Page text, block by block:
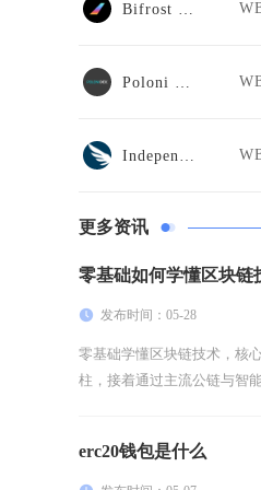
更多资讯
零基础如何学懂区块链
发布时间：05-28
零基础学懂区块链技术，核
柱，接着通过主流公链与智
erc20钱包是什么